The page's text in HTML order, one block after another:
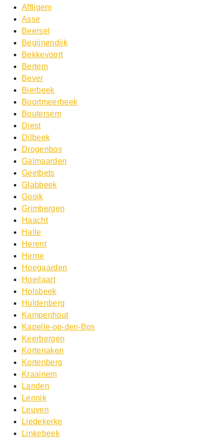
Affligem
Asse
Beersel
Begijnendijk
Bekkevoort
Bertem
Bever
Bierbeek
Boortmeerbeek
Boutersem
Diest
Dilbeek
Drogenbos
Galmaarden
Geetbets
Glabbeek
Gooik
Grimbergen
Haacht
Halle
Herent
Herne
Hoegaarden
Hoeilaart
Holsbeek
Huldenberg
Kampenhout
Kapelle-op-den-Bos
Keerbergen
Kortenaken
Kortenberg
Kraainem
Landen
Lennik
Leuven
Liedekerke
Linkebeek